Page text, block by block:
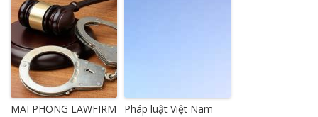
MAI PHONG LAWFIRM
Pháp luật Việt Nam